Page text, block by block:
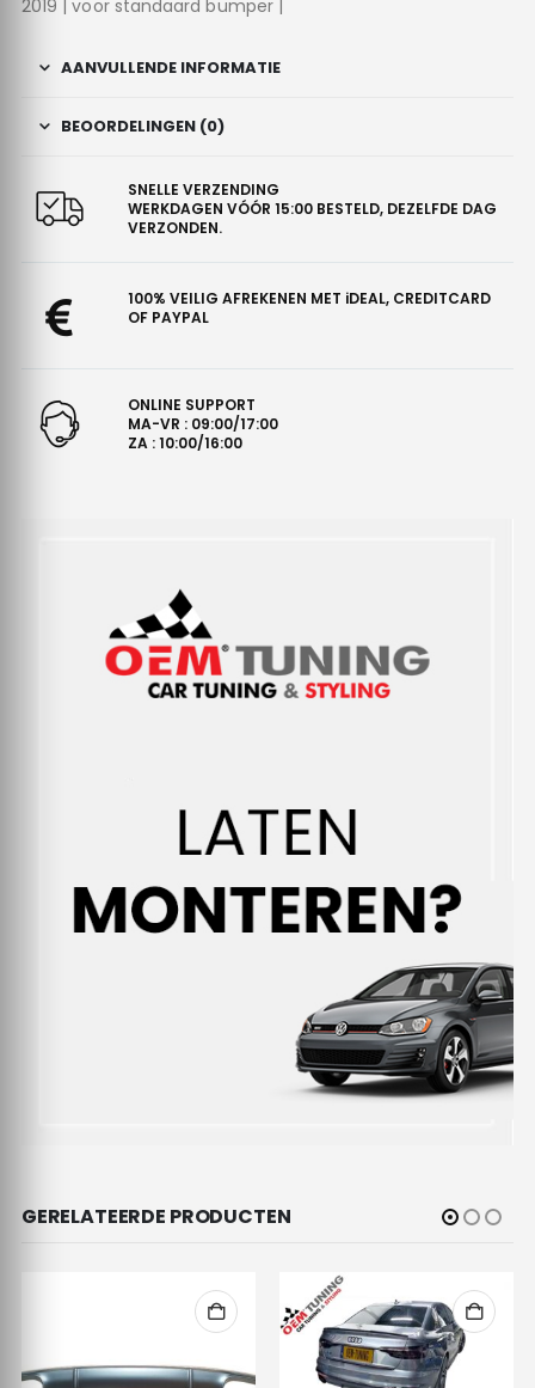
2019 | voor standaard bumper |
AANVULLENDE INFORMATIE
BEOORDELINGEN (0)
SNELLE VERZENDING
WERKDAGEN VÓÓR 15:00 BESTELD, DEZELFDE DAG
VERZONDEN.
100% VEILIG AFREKENEN MET iDEAL, CREDITCARD
OF PAYPAL
ONLINE SUPPORT
MA-VR : 09:00/17:00
ZA : 10:00/16:00
GERELATEERDE PRODUCTEN